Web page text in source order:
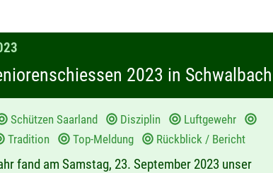
2023 in Schwalbach
Schützen Saarland Disziplin
Luftgewehr
Tradition Top-Meldung Rückblick / Bericht
fand am Samstag, 23. September 2023 unser